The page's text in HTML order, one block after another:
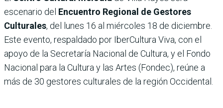
escenario del Encuentro Regional de Gestores
Culturales, del lunes 16 al miércoles 18 de diciembre.
Este evento, respaldado por IberCultura Viva, con el
apoyo de la Secretaría Nacional de Cultura, y el Fondo
Nacional para la Cultura y las Artes (Fondec), reúne a
más de 30 gestores culturales de la región Occidental.